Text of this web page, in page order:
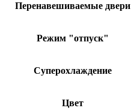
Перенавешиваемые двери
Режим "отпуск"
Суперохлаждение
Цвет